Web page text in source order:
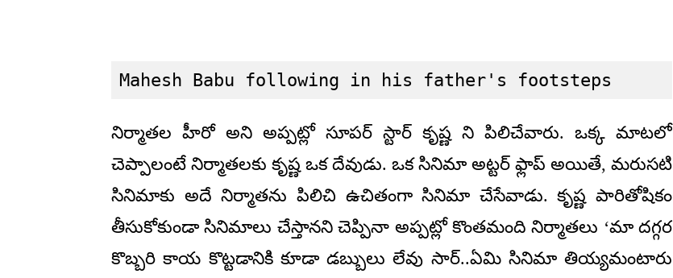
Mahesh Babu following in his father's footsteps
నిర్మాతల హీరో అని అప్పట్లో సూపర్ స్టార్ కృష్ణ ని పిలిచేవారు. ఒక్క మాటలో
చెప్పాలంటే నిర్మాతలకు కృష్ణ ఒక దేవుడు. ఒక సినిమా అట్టర్ ఫ్లాప్ అయితే, మరుసటి
సినిమాకు అదే నిర్మాతను పిలిచి ఉచితంగా సినిమా చేసేవాడు. కృష్ణ పారితోషికం
తీసుకోకుండా సినిమాలు చేస్తానని చెప్పినా అప్పట్లో కొంతమంది నిర్మాతలు ‘మా దగ్గర
కొబ్బరి కాయ కొట్టడానికి కూడా డబ్బులు లేవు సార్..ఏమి సినిమా తియ్యమంటారు